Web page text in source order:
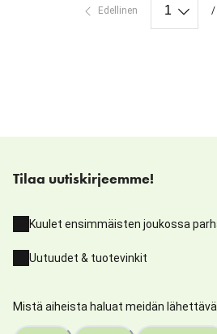
Edellinen /
Tilaa uutiskirjeemme!
Kuulet ensimmäisten joukossa
Uutuudet & tuotevinkit
Mistä aiheista haluat meidän